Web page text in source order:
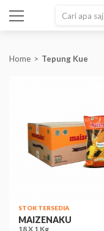
Home Tepung Kue
STOK TERSEDIA
MAIZENAKU
18 X 1 Kg